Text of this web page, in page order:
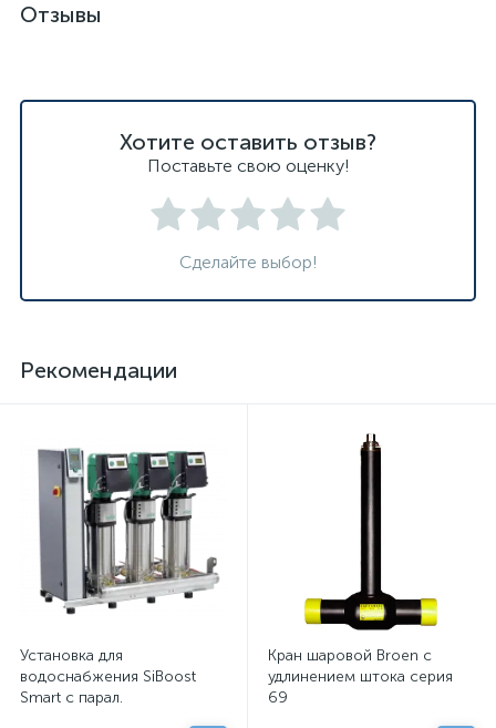
Отзывы
Хотите оставить отзыв?
Поставьте свою оценку!
Сделайте выбор!
Рекомендации
Установка для
водоснабжения SiBoost
Smart с парал.
Кран шаровой Broen с
удлинением штока серия
69